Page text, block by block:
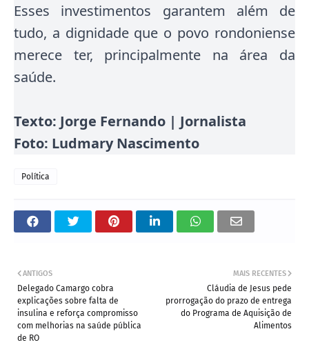
Esses investimentos garantem além de
tudo, a dignidade que o povo rondoniense
merece ter, principalmente na área da
saúde.
Texto: Jorge Fernando | Jornalista
Foto: Ludmary Nascimento
Política
MAIS RECENTES
Cláudia de Jesus pede
prorrogação do prazo de entrega
do Programa de Aquisição de
Alimentos
ANTIGOS
Delegado Camargo cobra
explicações sobre falta de
insulina e reforça compromisso
com melhorias na saúde pública
de RO